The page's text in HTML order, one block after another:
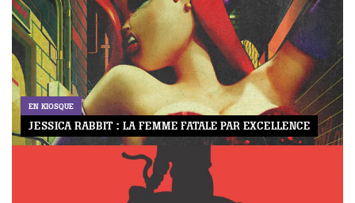
EN KIOSQUE
JESSICA RABBIT : LA FEMME FATALE PAR EXCELLENCE